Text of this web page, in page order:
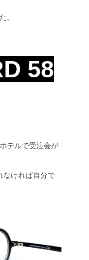
。
58
テルで受注会が
なければ自分で